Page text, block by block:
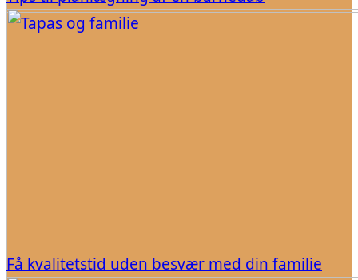
Få kvalitetstid uden besvær med din familie